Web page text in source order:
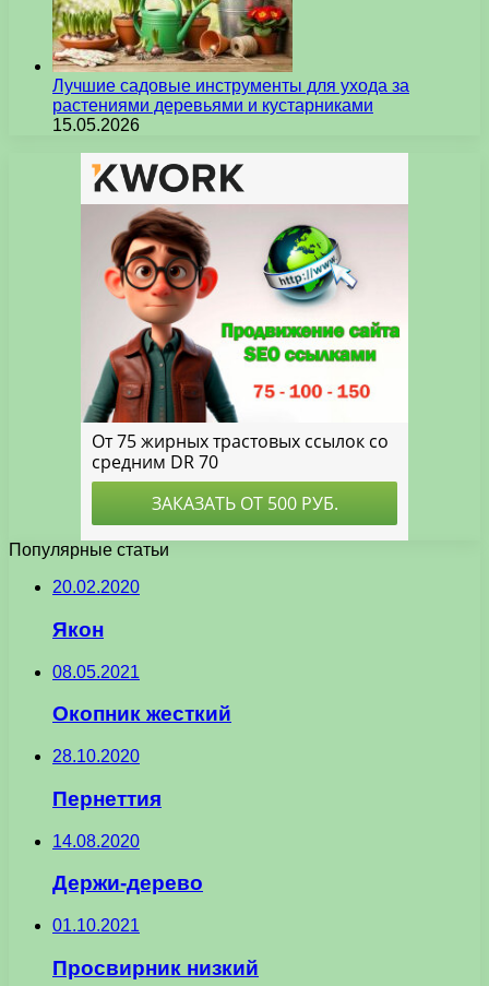
Лучшие садовые инструменты для ухода за
растениями деревьями и кустарниками
15.05.2026
Популярные статьи
20.02.2020
Якон
08.05.2021
Окопник жесткий
28.10.2020
Пернеттия
14.08.2020
Держи-дерево
01.10.2021
Просвирник низкий